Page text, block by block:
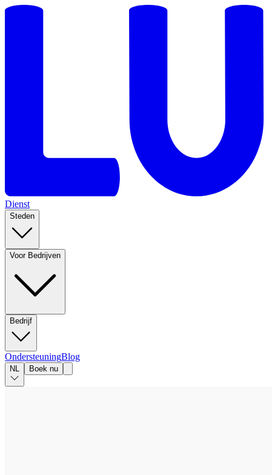
Dienst
Steden
Voor Bedrijven
Bedrijf
OndersteuningBlog
NL Boek nu